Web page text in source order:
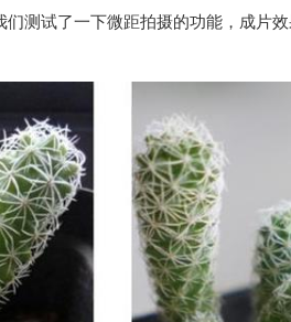
测试了一下微距拍摄的功能，成片效